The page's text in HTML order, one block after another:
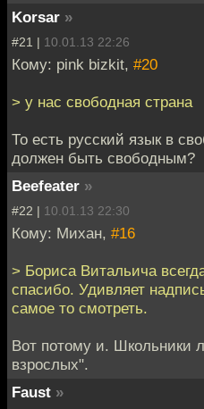
Korsar »
#21 | 10.01.13 22:26
Кому: pink bizkit, #20
> у нас свободная страна
То есть русский язык в
должен быть свободным?
Beefeater »
#22 | 10.01.13 22:30
Кому: Михан, #16
> Бориса Витальича
спасибо. Удивляет
самое то смотреть.
Вот потому и. Школьники
взрослых".
Faust »